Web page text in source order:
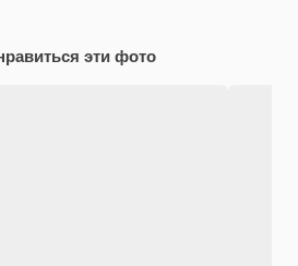
эти фото